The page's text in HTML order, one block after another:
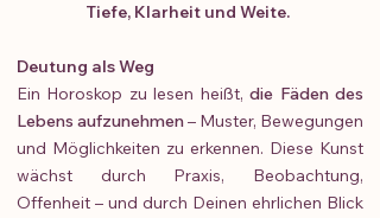
Tiefe, Klarheit und Weite.
Deutung als Weg
Ein Horoskop zu lesen heißt,die Fäden des
Lebens aufzunehmen– Muster, Bewegungen
und Möglichkeiten zu erkennen. Diese Kunst
wächst durch Praxis, Beobachtung,
Offenheit – und durch Deinen ehrlichen Blick